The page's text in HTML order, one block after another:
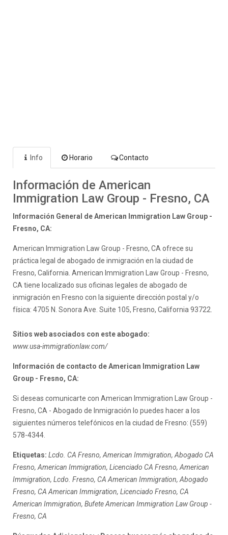
Info Horario Contacto
Información de American
Immigration Law Group - Fresno, CA
Información General de American Immigration Law Group -
Fresno, CA:
American Immigration Law Group - Fresno, CA ofrece su
práctica legal de abogado de inmigración en la ciudad de
Fresno, California. American Immigration Law Group - Fresno,
CA tiene localizado sus oficinas legales de abogado de
inmigración en Fresno con la siguiente dirección postal y/o
física: 4705 N. Sonora Ave. Suite 105, Fresno, California 93722.
Sitios web asociados con este abogado:
www.usa-immigrationlaw.com/
Información de contacto de American Immigration Law
Group - Fresno, CA:
Si deseas comunicarte con American Immigration Law Group -
Fresno, CA - Abogado de Inmigración lo puedes hacer a los
siguientes números telefónicos en la ciudad de Fresno: (559)
578-4344.
Etiquetas: Lcdo. CA Fresno, American Immigration, Abogado CA
Fresno, American Immigration, Licenciado CA Fresno, American
Immigration, Lcdo. Fresno, CA American Immigration, Abogado
Fresno, CA American Immigration, Licenciado Fresno, CA
American Immigration, Bufete American Immigration Law Group -
Fresno, CA